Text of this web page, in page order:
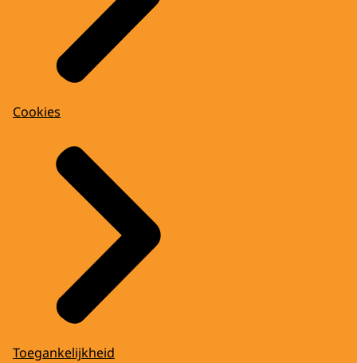
Cookies
Toegankelijkheid